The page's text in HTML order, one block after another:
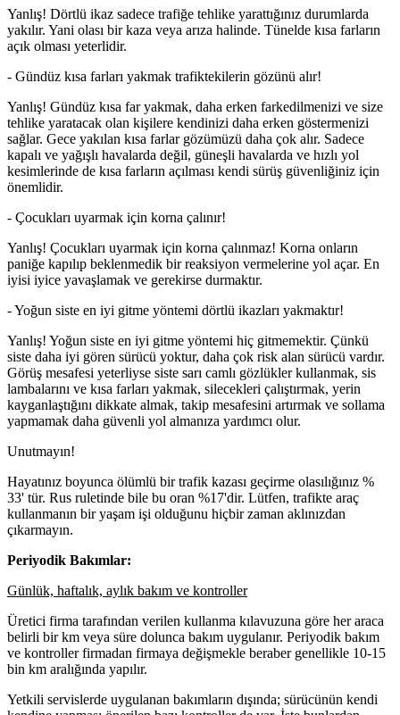
Yanlış! Dörtlü ikaz sadece trafiğe tehlike yarattığınız durumlarda
yakılır. Yani olası bir kaza veya arıza halinde. Tünelde kısa farların
açık olması yeterlidir.
- Gündüz kısa farları yakmak trafiktekilerin gözünü alır!
Yanlış! Gündüz kısa far yakmak, daha erken farkedilmenizi ve size
tehlike yaratacak olan kişilere kendinizi daha erken göstermenizi
sağlar. Gece yakılan kısa farlar gözümüzü daha çok alır. Sadece
kapalı ve yağışlı havalarda değil, güneşli havalarda ve hızlı yol
kesimlerinde de kısa farların açılması kendi sürüş güvenliğiniz için
önemlidir.
- Çocukları uyarmak için korna çalınır!
Yanlış! Çocukları uyarmak için korna çalınmaz! Korna onların
paniğe kapılıp beklenmedik bir reaksiyon vermelerine yol açar. En
iyisi iyice yavaşlamak ve gerekirse durmaktır.
- Yoğun siste en iyi gitme yöntemi dörtlü ikazları yakmaktır!
Yanlış! Yoğun siste en iyi gitme yöntemi hiç gitmemektir. Çünkü
siste daha iyi gören sürücü yoktur, daha çok risk alan sürücü vardır.
Görüş mesafesi yeterliyse siste sarı camlı gözlükler kullanmak, sis
lambalarını ve kısa farları yakmak, silecekleri çalıştırmak, yerin
kayganlaştığını dikkate almak, takip mesafesini artırmak ve sollama
yapmamak daha güvenli yol almanıza yardımcı olur.
Unutmayın!
Hayatınız boyunca ölümlü bir trafik kazası geçirme olasılığınız %
33' tür. Rus ruletinde bile bu oran %17'dir. Lütfen, trafikte araç
kullanmanın bir yaşam işi olduğunu hiçbir zaman aklınızdan
çıkarmayın.
Periyodik Bakımlar:
Günlük, haftalık, aylık bakım ve kontroller
Üretici firma tarafından verilen kullanma kılavuzuna göre her araca
belirli bir km veya süre dolunca bakım uygulanır. Periyodik bakım
ve kontroller firmadan firmaya değişmekle beraber genellikle 10-15
bin km aralığında yapılır.
Yetkili servislerde uygulanan bakımların dışında; sürücünün kendi